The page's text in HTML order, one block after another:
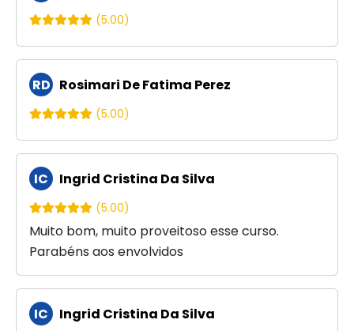
(5.00)
RD Rosimari De Fatima Perez
(5.00)
IC Ingrid Cristina Da Silva
(5.00)
Muito bom, muito proveitoso esse curso.
Parabéns aos envolvidos
IC Ingrid Cristina Da Silva